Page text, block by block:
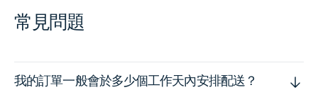
常見問題
我的訂單一般會於多少個工作天內安排配送？